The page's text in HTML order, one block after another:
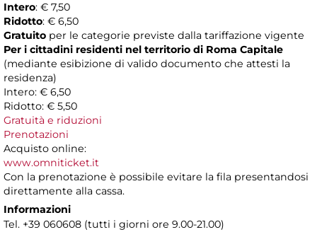
Intero: € 7,50
Ridotto: € 6,50
Gratuito per le categorie previste dalla tariffazione vigente
Per i cittadini residenti nel territorio di Roma Capitale
(mediante esibizione di valido documento che attesti la
residenza)
Intero: € 6,50
Ridotto: € 5,50
Gratuità e riduzioni
Prenotazioni
Acquisto online:
www.omniticket.it
Con la prenotazione è possibile evitare la fila presentandosi
direttamente alla cassa.
Informazioni
Tel. +39 060608 (tutti i giorni ore 9.00-21.00)